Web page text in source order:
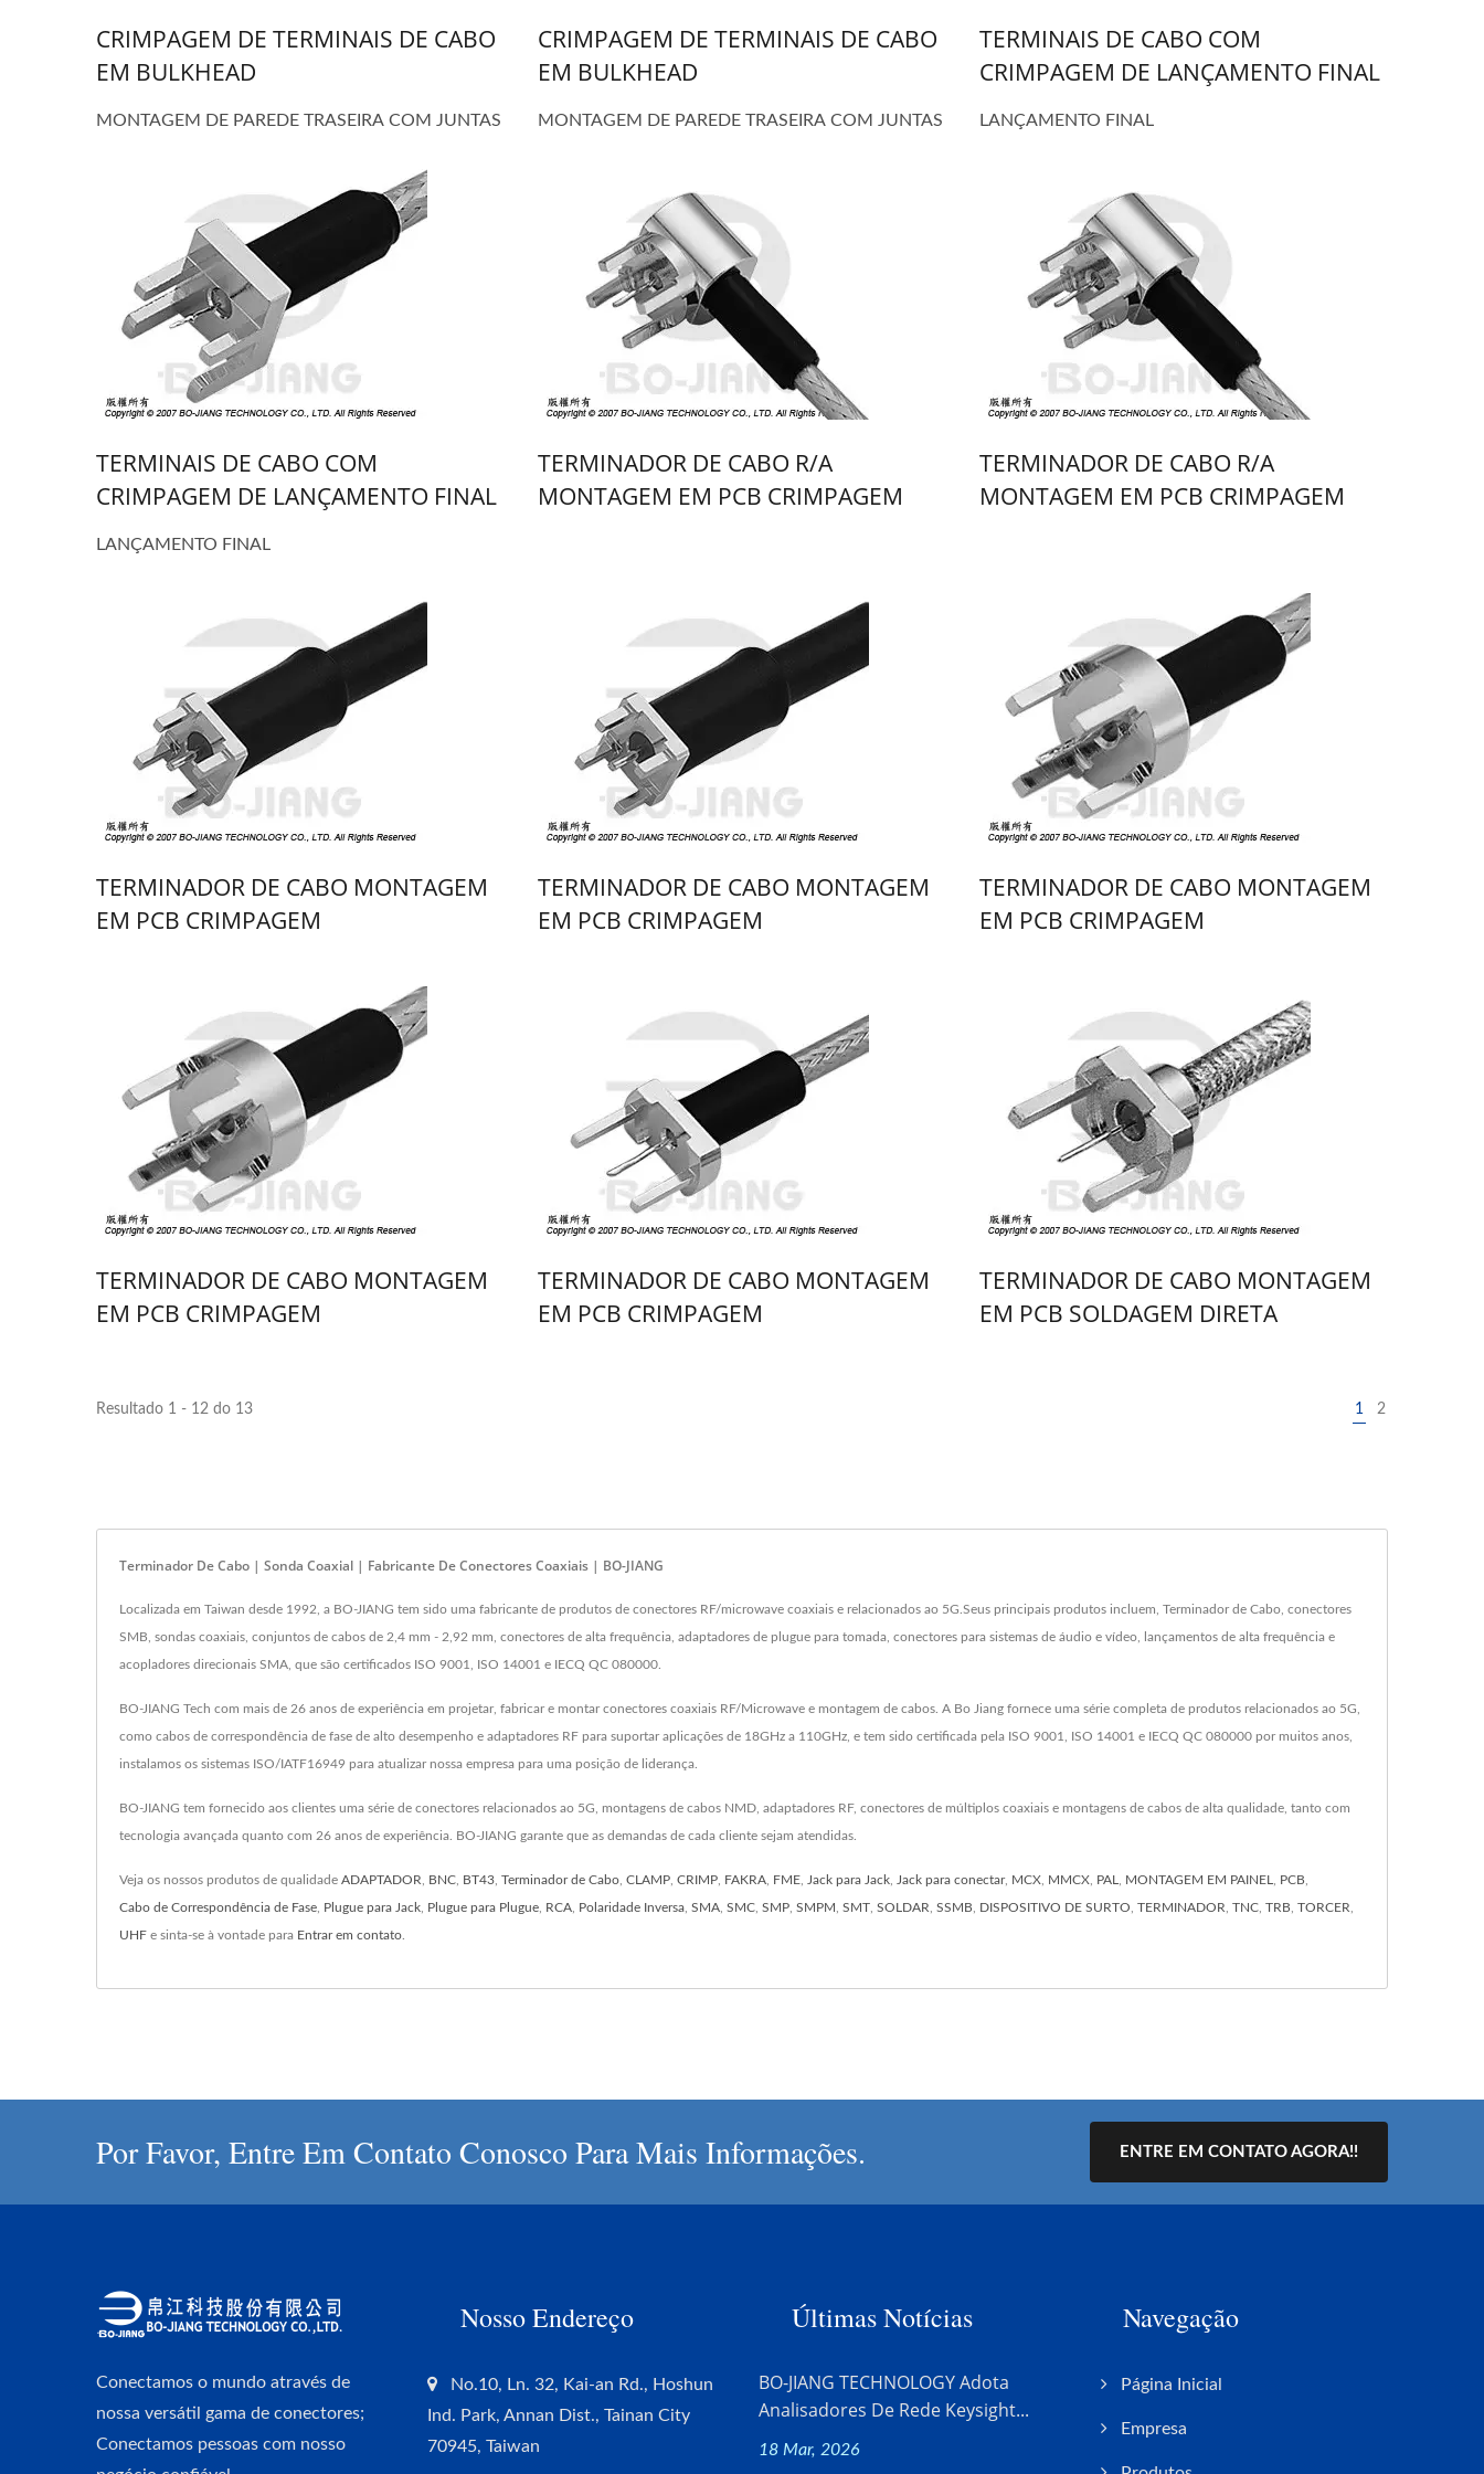
CRIMPAGEM DE TERMINAIS DE CABO
EM BULKHEAD
MONTAGEM DE PAREDE TRASEIRA COM JUNTAS
CRIMPAGEM DE TERMINAIS DE CABO
EM BULKHEAD
MONTAGEM DE PAREDE TRASEIRA COM JUNTAS
TERMINAIS DE CABO COM
CRIMPAGEM DE LANÇAMENTO FINAL
LANÇAMENTO FINAL
TERMINAIS DE CABO COM
CRIMPAGEM DE LANÇAMENTO FINAL
LANÇAMENTO FINAL
TERMINADOR DE CABO R/A
MONTAGEM EM PCB CRIMPAGEM
TERMINADOR DE CABO R/A
MONTAGEM EM PCB CRIMPAGEM
TERMINADOR DE CABO MONTAGEM
EM PCB CRIMPAGEM
TERMINADOR DE CABO MONTAGEM
EM PCB CRIMPAGEM
TERMINADOR DE CABO MONTAGEM
EM PCB CRIMPAGEM
TERMINADOR DE CABO MONTAGEM
EM PCB CRIMPAGEM
TERMINADOR DE CABO MONTAGEM
EM PCB CRIMPAGEM
TERMINADOR DE CABO MONTAGEM
EM PCB SOLDAGEM DIRETA
Resultado 1 - 12 do 13 1 2
Terminador De Cabo | Sonda Coaxial | Fabricante De Conectores Coaxiais | BO-JIANG
Localizada em Taiwan desde 1992, a BO-JIANG tem sido uma fabricante de produtos de conectores RF/microwave coaxiais e relacionados ao 5G.Seus principais produtos incluem, Terminador de Cabo, conectores
SMB, sondas coaxiais, conjuntos de cabos de 2,4 mm - 2,92 mm, conectores de alta frequência, adaptadores de plugue para tomada, conectores para sistemas de áudio e vídeo, lançamentos de alta frequência e
acopladores direcionais SMA, que são certificados ISO 9001, ISO 14001 e IECQ QC 080000.
BO-JIANG Tech com mais de 26 anos de experiência em projetar, fabricar e montar conectores coaxiais RF/Microwave e montagem de cabos. A Bo Jiang fornece uma série completa de produtos relacionados ao 5G,
como cabos de correspondência de fase de alto desempenho e adaptadores RF para suportar aplicações de 18GHz a 110GHz, e tem sido certificada pela ISO 9001, ISO 14001 e IECQ QC 080000 por muitos anos,
instalamos os sistemas ISO/IATF16949 para atualizar nossa empresa para uma posição de liderança.
BO-JIANG tem fornecido aos clientes uma série de conectores relacionados ao 5G, montagens de cabos NMD, adaptadores RF, conectores de múltiplos coaxiais e montagens de cabos de alta qualidade, tanto com
tecnologia avançada quanto com 26 anos de experiência. BO-JIANG garante que as demandas de cada cliente sejam atendidas.
Veja os nossos produtos de qualidade ADAPTADOR BNC BT43 Terminador de Cabo CLAMP CRIMP FAKRA FME Jack para Jack Jack para conectar, MCX MMCX PAL MONTAGEM EM PAINEL PCB
Cabo de Correspondência de Fase Plugue para Jack Plugue para Plugue RCA Polaridade Inversa SMA SMC SMP SMPM SMT SOLDAR SSMB DISPOSITIVO DE SURTO TERMINADOR TNC TRB TORCER
UHF e sinta-se à vontade para Entrar em contato
Por Favor, Entre Em Contato Conosco Para Mais Informações. ENTRE EM CONTATO AGORA!!
Conectamos o mundo através de
nossa versátil gama de conectores;
Conectamos pessoas com nosso
Nosso Endereço
No.10, Ln. 32, Kai-an Rd., Hoshun
Ind. Park, Annan Dist., Tainan City
70945, Taiwan
Últimas Notícias
BO-JIANG TECHNOLOGY Adota
Analisadores De Rede Keysight...
18 Mar, 2026
Navegação
Página Inicial
Empresa